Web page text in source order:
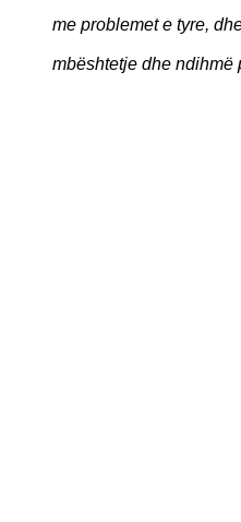
me problemet e tyre,
mbështetje dhe ndihmë